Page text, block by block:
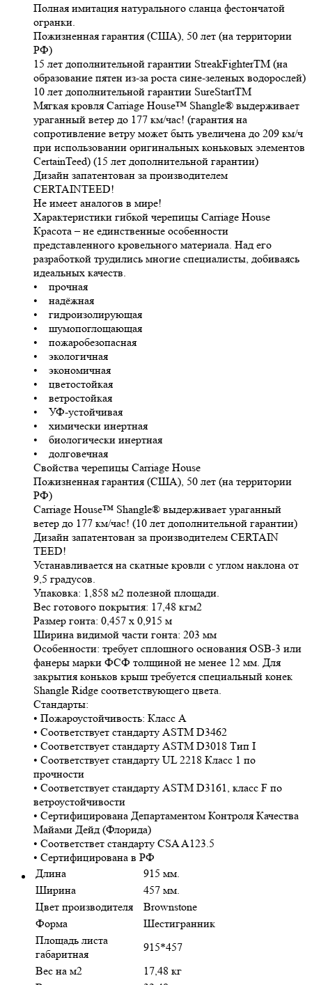
Полная имитация натурального сланца фестончатой
огранки.
Пожизненная гарантия (США), 50 лет (на территории
РФ)
15 лет дополнительной гарантии StreakFighterTM (на
образование пятен из-за роста сине-зеленых водорослей)
10 лет дополнительной гарантии SureStartTM
Мягкая кровля Carriage House™ Shangle® выдерживает
ураганный ветер до 177 км/час! (гарантия на
сопротивление ветру может быть увеличена до 209 км/ч
при использовании оригинальных коньковых элементов
CertainTeed) (15 лет дополнительной гарантии)
Дизайн запатентован за производителем
CERTAINTEED!
Не имеет аналогов в мире!
Характеристики гибкой черепицы Carriage House
Красота – не единственные особенности
представленного кровельного материала. Над его
разработкой трудились многие специалисты, добиваясь
идеальных качеств.
• прочная
• надёжная
• гидроизолирующая
• шумопоглощающая
• пожаробезопасная
• экологичная
• экономичная
• цветостойкая
• ветростойкая
• УФ-устойчивая
• химически инертная
• биологически инертная
• долговечная
Свойства черепицы Carriage House
Пожизненная гарантия (США), 50 лет (на территории
РФ)
Carriage House™ Shangle® выдерживает ураганный
ветер до 177 км/час! (10 лет дополнительной гарантии)
Дизайн запатентован за производителем CERTAIN
TEED!
Устанавливается на скатные кровли с углом наклона от
9,5 градусов.
Упаковка: 1,858 м2 полезной площади.
Вес готового покрытия: 17,48 кгм2
Размер гонта: 0,457 х 0,915 м
Ширина видимой части гонта: 203 мм
Особенности: требует сплошного основания OSB-3 или
фанеры марки ФСФ толщиной не менее 12 мм. Для
закрытия коньков крыш требуется специальный конек
Shangle Ridge соответствующего цвета.
Стандарты:
• Пожароустойчивость: Класс А
• Соответствует стандарту ASTM D3462
• Соответствует стандарту ASTM D3018 Тип I
• Соответствует стандарту UL 2218 Класс 1 по
прочности
• Соответствует стандарту ASTM D3161, класс F по
ветроустойчивости
• Сертифицирована Департаментом Контроля Качества
Майами Дейд (Флорида)
• Соответствет стандарту CSA A123.5
• Сертифицирована в РФ
Длина
915 мм.
Ширина
457 мм.
Цвет производителя
Brownstone
Форма
Шестигранник
Площадь листа
габаритная
915*457
Вес на м2
17,48 кг